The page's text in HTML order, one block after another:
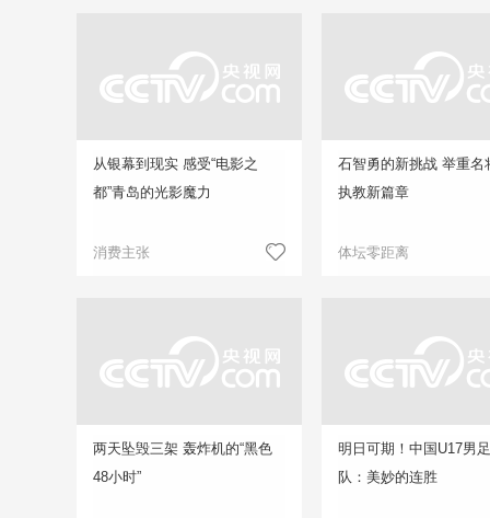
从银幕到现实 感受“电影之
都”青岛的光影魔力
消费主张
石智勇的新挑战 举重名
执教新篇章
体坛零距离
两天坠毁三架 轰炸机的“黑色
48小时”
明日可期！中国U17男
队：美妙的连胜